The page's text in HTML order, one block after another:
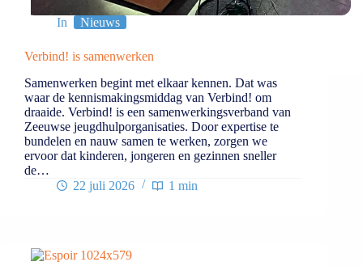
In Nieuws
Verbind! is samenwerken
Samenwerken begint met elkaar kennen. Dat was
waar de kennismakingsmiddag van Verbind! om
draaide. Verbind! is een samenwerkingsverband van
Zeeuwse jeugdhulporganisaties. Door expertise te
bundelen en nauw samen te werken, zorgen we
ervoor dat kinderen, jongeren en gezinnen sneller
de…
22 juli 2026
1 min